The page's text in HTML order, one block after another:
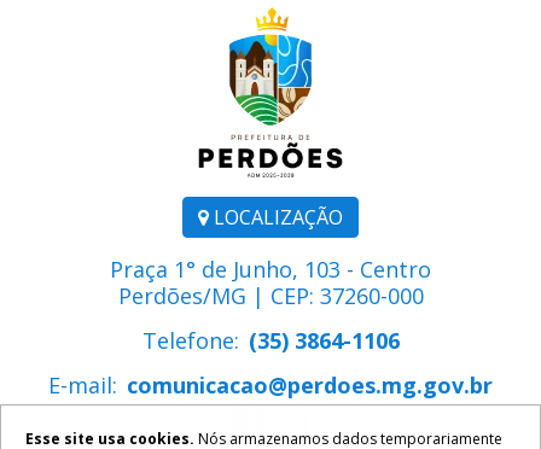
LOCALIZAÇÃO
Praça 1° de Junho, 103 - Centro
Perdões/MG | CEP: 37260-000
Telefone: (35) 3864-1106
E-mail: comunicacao@perdoes.mg.gov.br
Esse site usa cookies. Nós armazenamos dados temporariamente